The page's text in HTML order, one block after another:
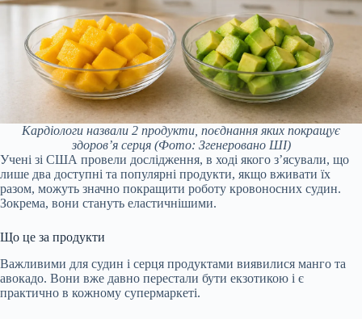
Кардіологи назвали 2 продукти, поєднання яких покращує
здоров’я серця(Фото: Згенеровано ШІ)
Учені зі США провели дослідження, в ході якого з’ясували, що
лише два доступні та популярні продукти, якщо вживати їх
разом, можуть значно покращити роботу кровоносних судин.
Зокрема, вони стануть еластичнішими.
Що це за продукти
Важливими для судин і серця продуктами виявилися манго та
авокадо. Вони вже давно перестали бути екзотикою і є
практично в кожному супермаркеті.